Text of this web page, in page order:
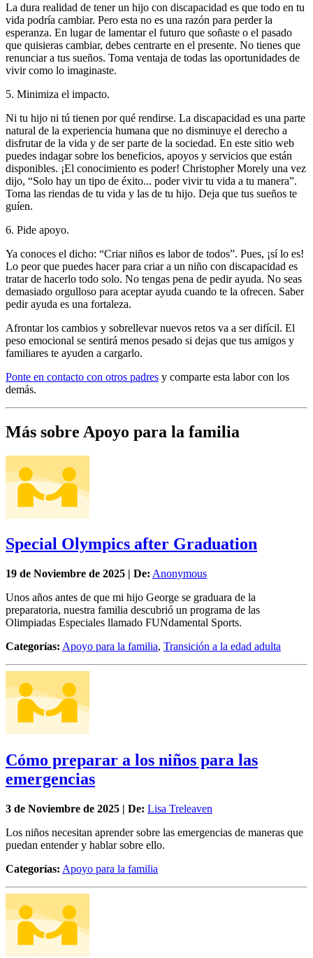
La dura realidad de tener un hijo con discapacidad es que todo en tu
vida podría cambiar. Pero esta no es una razón para perder la
esperanza. En lugar de lamentar el futuro que soñaste o el pasado
que quisieras cambiar, debes centrarte en el presente. No tienes que
renunciar a tus sueños. Toma ventaja de todas las oportunidades de
vivir como lo imaginaste.
5. Minimiza el impacto.
Ni tu hijo ni tú tienen por qué rendirse. La discapacidad es una parte
natural de la experiencia humana que no disminuye el derecho a
disfrutar de la vida y de ser parte de la sociedad. En este sitio web
puedes indagar sobre los beneficios, apoyos y servicios que están
disponibles. ¡El conocimiento es poder! Christopher Morely una vez
dijo, “Solo hay un tipo de éxito... poder vivir tu vida a tu manera”.
Toma las riendas de tu vida y las de tu hijo. Deja que tus sueños te
guíen.
6. Pide apoyo.
Ya conoces el dicho: “Criar niños es labor de todos”. Pues, ¡sí lo es!
Lo peor que puedes hacer para criar a un niño con discapacidad es
tratar de hacerlo todo solo. No tengas pena de pedir ayuda. No seas
demasiado orgulloso para aceptar ayuda cuando te la ofrecen. Saber
pedir ayuda es una fortaleza.
Afrontar los cambios y sobrellevar nuevos retos va a ser difícil. El
peso emocional se sentirá menos pesado si dejas que tus amigos y
familiares te ayuden a cargarlo.
Ponte en contacto con otros padres y comparte esta labor con los
demás.
Más sobre Apoyo para la familia
Special Olympics after Graduation
19 de Noviembre de 2025 | De: Anonymous
Unos años antes de que mi hijo George se graduara de la
preparatoria, nuestra familia descubrió un programa de las
Olimpiadas Especiales llamado FUNdamental Sports.
Categorías: Apoyo para la familia, Transición a la edad adulta
Cómo preparar a los niños para las
emergencias
3 de Noviembre de 2025 | De: Lisa Treleaven
Los niños necesitan aprender sobre las emergencias de maneras que
puedan entender y hablar sobre ello.
Categorías: Apoyo para la familia